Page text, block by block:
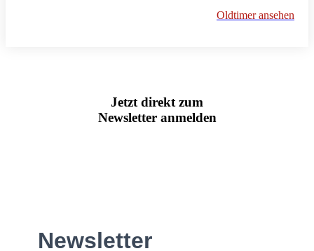
Oldtimer ansehen
Jetzt direkt zum
Newsletter anmelden